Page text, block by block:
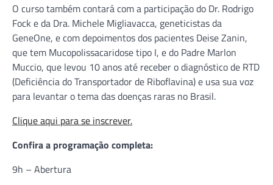
O curso também contará com a participação do Dr. Rodrigo
Fock e da Dra. Michele Migliavacca, geneticistas da
GeneOne, e com depoimentos dos pacientes Deise Zanin,
que tem Mucopolissacaridose tipo I, e do Padre Marlon
Muccio, que levou 10 anos até receber o diagnóstico de RTD
(Deficiência do Transportador de Riboflavina) e usa sua voz
para levantar o tema das doenças raras no Brasil.
Clique aqui para se inscrever.
Confira a programação completa:
9h – Abertura